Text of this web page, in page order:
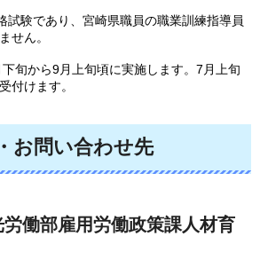
試験であり、宮崎県職員の職業訓練指導員
せん。
旬から9月上旬頃に実施します。7月上旬
付けます。
お問い合わせ先
働部雇用労働政策課人材育